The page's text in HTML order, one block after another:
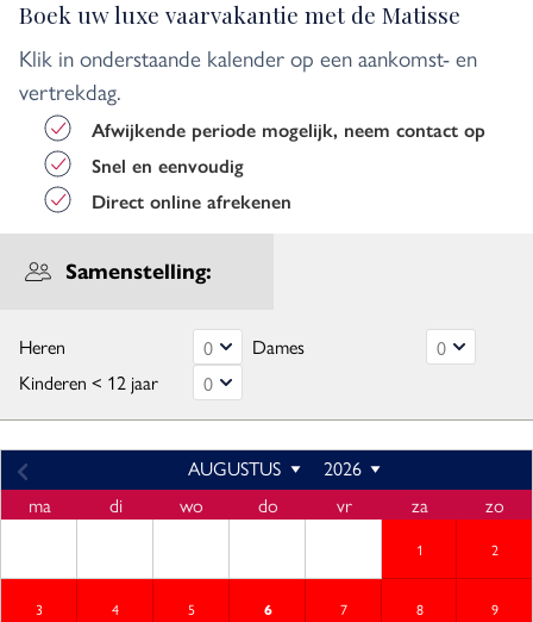
Boek uw luxe vaarvakantie met de Matisse
Klik in onderstaande kalender op een aankomst- en
vertrekdag.
Afwijkende periode mogelijk, neem contact op
Snel en eenvoudig
Direct online afrekenen
Samenstelling:
Heren
Dames
Kinderen < 12 jaar
AUGUSTUS
2026
ma
di wo do vr za zo
1 2
3 4 5 6 7 8 9